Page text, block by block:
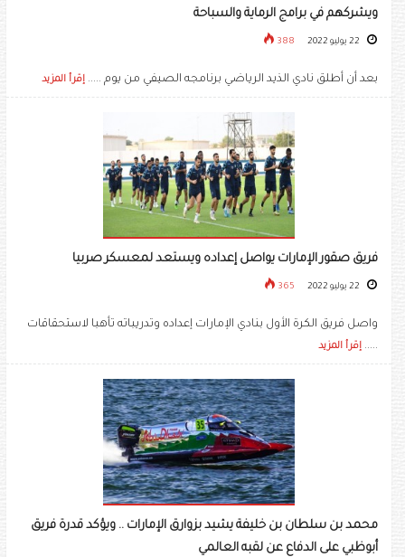
ويشركهم في برامج الرماية والسباحة
388
بعد أن أطلق نادي الذيد الرياضي برنامجه الصيفي من يوم ..... إقرأ المزيد
فريق صقور الإمارات يواصل إعداده ويستعد لمعسكر صربيا
365
واصل فريق الكرة الأول بنادي الإمارات إعداده وتدريباته تأهبا لاستحقاقات
..... إقرأ المزيد
محمد بن سلطان بن خليفة يشيد بزوارق الإمارات .. ويؤكد قدرة فريق
أبوظبي على الدفاع عن لقبه العالمي